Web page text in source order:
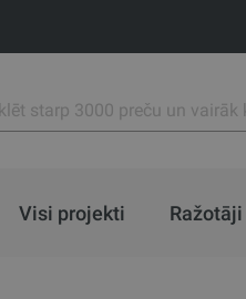
Visi projekti Ražotāji